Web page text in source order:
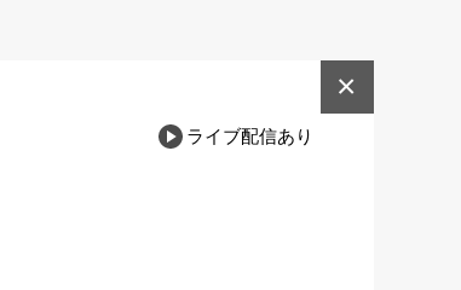
ライブ配信あり
×